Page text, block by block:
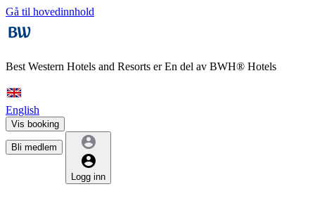
Gå til hovedinnhold
Best Western Hotels and Resorts erEn del av BWH® Hotels
English
Vis booking
Bli medlem
Logg inn